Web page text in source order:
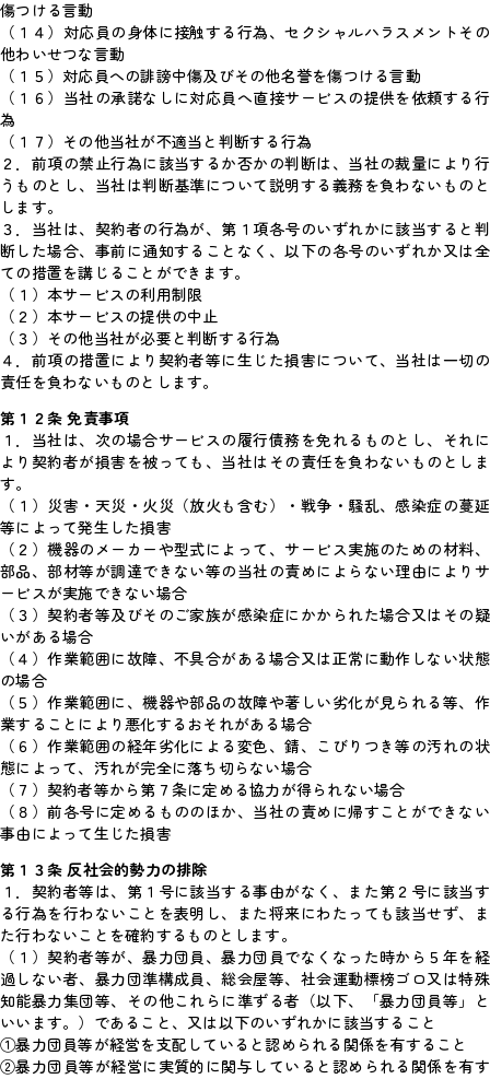
傷つける言動
（１４）対応員の身体に接触する行為、セクシャルハラスメントその
他わいせつな言動
（１５）対応員への誹謗中傷及びその他名誉を傷つける言動
（１６）当社の承諾なしに対応員へ直接サービスの提供を依頼する行
為
（１７）その他当社が不適当と判断する行為
２．前項の禁止行為に該当するか否かの判断は、当社の裁量により行
うものとし、当社は判断基準について説明する義務を負わないものと
します。
３．当社は、契約者の行為が、第１項各号のいずれかに該当すると判
断した場合、事前に通知することなく、以下の各号のいずれか又は全
ての措置を講じることができます。
（１）本サービスの利用制限
（２）本サービスの提供の中止
（３）その他当社が必要と判断する行為
４．前項の措置により契約者等に生じた損害について、当社は一切の
責任を負わないものとします。
第１２条 免責事項
１．当社は、次の場合サービスの履行債務を免れるものとし、それに
より契約者が損害を被っても、当社はその責任を負わないものとしま
す。
（１）災害・天災・火災（放火も含む）・戦争・騒乱、感染症の蔓延
等によって発生した損害
（２）機器のメーカーや型式によって、サービス実施のための材料、
部品、部材等が調達できない等の当社の責めによらない理由によりサ
ービスが実施できない場合
（３）契約者等及びそのご家族が感染症にかかられた場合又はその疑
いがある場合
（４）作業範囲に故障、不具合がある場合又は正常に動作しない状態
の場合
（５）作業範囲に、機器や部品の故障や著しい劣化が見られる等、作
業することにより悪化するおそれがある場合
（６）作業範囲の経年劣化による変色、錆、こびりつき等の汚れの状
態によって、汚れが完全に落ち切らない場合
（７）契約者等から第７条に定める協力が得られない場合
（８）前各号に定めるもののほか、当社の責めに帰すことができない
事由によって生じた損害
第１３条 反社会的勢力の排除
１．契約者等は、第１号に該当する事由がなく、また第２号に該当す
る行為を行わないことを表明し、また将来にわたっても該当せず、ま
た行わないことを確約するものとします。
（１）契約者等が、暴力団員、暴力団員でなくなった時から５年を経
過しない者、暴力団準構成員、総会屋等、社会運動標榜ゴロ又は特殊
知能暴力集団等、その他これらに準ずる者（以下、「暴力団員等」と
いいます。）であること、又は以下のいずれかに該当すること
①暴力団員等が経営を支配していると認められる関係を有すること
②暴力団員等が経営に実質的に関与していると認められる関係を有す